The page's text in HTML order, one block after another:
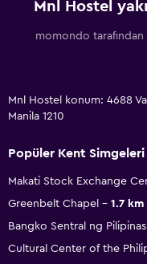
Mnl Hostel
momondo
Mnl Hostel konum: 4688
Manila 1210
Popüler Kent Simgeleri
Makati Stock Exchange
Greenbelt Chapel
1.7 km
Bangko Sentral ng Pilipinas
Cultural Center of the